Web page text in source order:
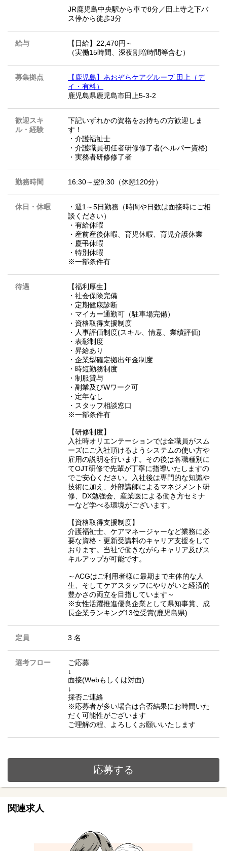
JR鹿児島中央駅から車で8分／田上寺之下バ
ス停から徒歩3分
給与
【日給】22,470円～
（実働15時間、深夜割増時間等含む）
募集拠点
【鹿児島】あおぞらケアグループ 田上（デ
イ・有料）
鹿児島県鹿児島市田上5-3-2
歓迎スキ
ル・経験
下記いずれかの資格をお持ちの方歓迎しま
す！
・介護福祉士
・介護職員初任者研修修了者(ヘルパー資格)
・実務者研修修了者
勤務時間 16:30～翌9:30（休憩120分）
休日・休暇
・週1～5日勤務（時間や日数は面接時にご相
談ください）
・有給休暇
・産前産後休暇、育児休暇、育児介護休業
・慶弔休暇
・特別休暇
※一部条件有
待遇
【福利厚生】
・社会保険完備
・定期健康診断
・マイカー通勤可（駐車場完備）
・資格取得支援制度
・人事評価制度(スキル、情意、業績評価)
・表彰制度
・昇給あり
・企業型確定拠出年金制度
・時短勤務制度
・制服貸与
・副業及びWワーク可
・定年なし
・スタッフ相談窓口
※一部条件有
【研修制度】
入社時オリエンテーションでは全職員がスム
ーズにご入社頂けるようシステムの使い方や
雇用の説明を行います。その後は各職種別に
てOJT研修で先輩が丁寧に指導いたしますの
でご安心ください。入社後は専門的な知識や
技術に加え、外部講師によるマネジメント研
修、DX勉強会、産業医による働き方セミナ
ーなど学べる環境がございます。
【資格取得支援制度】
介護福祉士、ケアマネージャーなど業務に必
要な資格・更新受講料のキャリア支援をして
おります。当社で働きながらキャリア及びス
キルアップが可能です。
～ACGはご利用者様に最期まで主体的な人
生、そしてケアスタッフにやりがいと経済的
豊かさの両立を目指しています～
※女性活躍推進優良企業として県知事賞、成
長企業ランキング13位受賞(鹿児島県)
定員 3 名
選考フロー
ご応募
↓
面接(Webもしくは対面)
↓
採否ご連絡
※応募者が多い場合は合否結果にお時間いた
だく可能性がございます
ご理解の程、よろしくお願いいたします
応募する
関連求人